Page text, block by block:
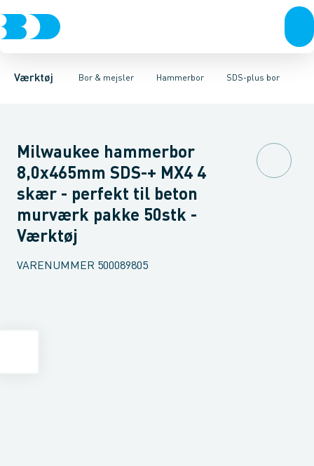
Værktøj Bor & mejsler
Akku- & elværktøj HåndværktøjRørværktøj Bits & toppe
Hammerbor
MurborHammerborMetalborHulborDiamantborTræbor
SDS-plus bor
SDS-max bor SDS-plus bor Sæt
Milwaukee hammerbor
8,0x465mm SDS-+ MX4 4
skær - perfekt til beton
murværk pakke 50stk -
Værktøj
VARENUMMER 500089805